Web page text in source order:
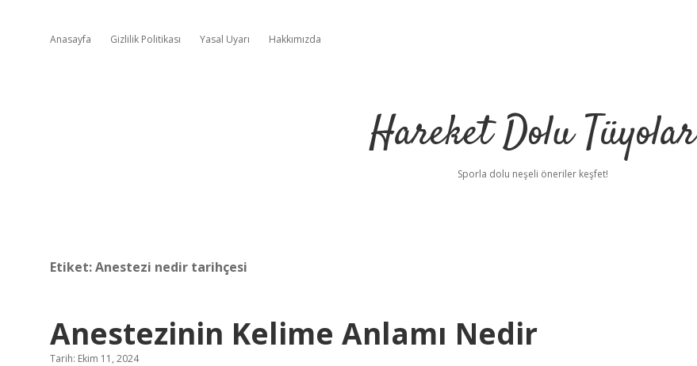
Anasayfa Gizlilik Politikası Yasal Uyarı Hakkımızda
Hareket Dolu Tüyolar
Sporla dolu neşeli öneriler keşfet!
Etiket:Anestezi nedir tarihçesi
Anestezinin Kelime Anlamı Nedir
Tarih: Ekim 11, 2024